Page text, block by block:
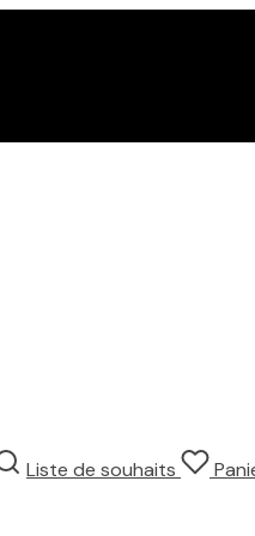
Liste de souhaits